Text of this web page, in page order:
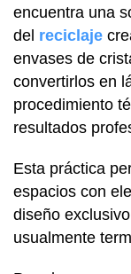
encuentra una
del reciclaje
envases de
convertirlos en
procedimiento
resultados
Esta práctica
espacios con
diseño
usualmente